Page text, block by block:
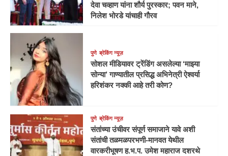
देवा चव्हाण यांना शौर्य पुरस्कार; पवन माने,
निलेश भोरडे यांचाही गौरव
पुणे ब्रेकिंग न्यूज़
सोशल मीडियावर ट्रेंडिंग असलेल्या ‘माझ्या
सोन्या’ गाण्यातील प्रसिद्ध अभिनेत्री ऐश्वर्या
हरिशंकर नक्की आहे तरी कोण?
पुणे ब्रेकिंग न्यूज़
संतांच्या उंचीवर संपूर्ण समाजाने यावे अशी
संतांची तळमळपरभणी-मानवत येथील
वारकरीभूषण ह.भ.प. उमेश महाराज दशरथे